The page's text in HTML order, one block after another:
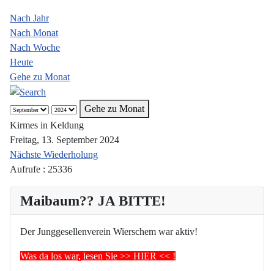
Maibaum?? JA BITTE!
Der Junggesellenverein Wierschem war aktiv!
Was da los war, lesen Sie >> HIER << !
Nach Jahr
Nach Monat
Nach Woche
Heute
Gehe zu Monat
Gehe zu Monat
Kirmes in Keldung
Freitag, 13. September 2024
Nächste Wiederholung
Aufrufe : 25336